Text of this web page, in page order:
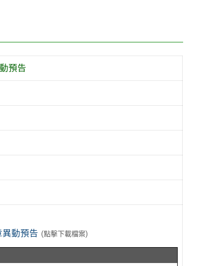
預告
異動預告 (點擊下載檔案)